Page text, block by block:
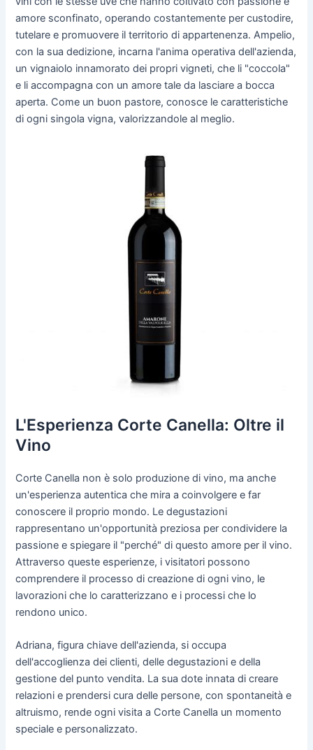
amore sconfinato, operando costantemente per custodire,
tutelare e promuovere il territorio di appartenenza. Ampelio,
con la sua dedizione, incarna l'anima operativa dell'azienda,
un vignaiolo innamorato dei propri vigneti, che li "coccola"
e li accompagna con un amore tale da lasciare a bocca
aperta. Come un buon pastore, conosce le caratteristiche
di ogni singola vigna, valorizzandole al meglio.
L'Esperienza Corte Canella: Oltre il
Vino
Corte Canella non è solo produzione di vino, ma anche
un'esperienza autentica che mira a coinvolgere e far
conoscere il proprio mondo. Le degustazioni
rappresentano un'opportunità preziosa per condividere la
passione e spiegare il "perché" di questo amore per il vino.
Attraverso queste esperienze, i visitatori possono
comprendere il processo di creazione di ogni vino, le
lavorazioni che lo caratterizzano e i processi che lo
rendono unico.
Adriana, figura chiave dell'azienda, si occupa
dell'accoglienza dei clienti, delle degustazioni e della
gestione del punto vendita. La sua dote innata di creare
relazioni e prendersi cura delle persone, con spontaneità e
altruismo, rende ogni visita a Corte Canella un momento
speciale e personalizzato.